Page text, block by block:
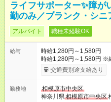
ライフサポーター✨障が
勤のみ／ブランク・シニ
アルバイト 職種未経験OK
給与
時給1,280円～1,580円
時給1,280円～1,580円 ※
可・昇給可 ＜給与例＞ 週4日×6時間×1,280円＝約122,800円
【試用期間】試用期間あ
交通費別途支給あり
勤務地
相模原市中央区
神奈川県相模原市中央区